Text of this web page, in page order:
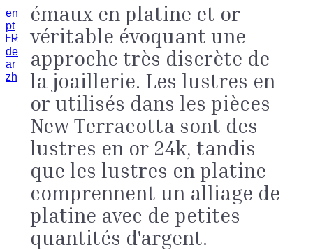
en
pt
FR
de
ar
zh
émaux en platine et or
véritable évoquant une
approche très discrète de
la joaillerie. Les lustres en
or utilisés dans les pièces
New Terracotta sont des
lustres en or 24k, tandis
que les lustres en platine
comprennent un alliage de
platine avec de petites
quantités d'argent.